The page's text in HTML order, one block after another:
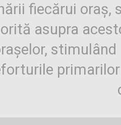
fiecărui oraș,
asupra